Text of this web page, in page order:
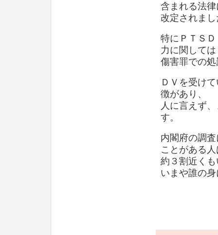
含まれる法律
改定されま
特にＰＴＳ
力に関しては
傷害罪での
ＤＶを受け
徴があり、
人に言えず
す。
内閣府の調
ことがある人
約３割近く
いまや誰の